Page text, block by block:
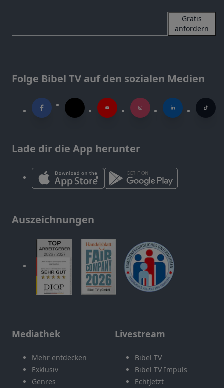
Gratis
anfordern
Folge Bibel TV auf den sozialen Medien
Lade dir die App herunter
Auszeichnungen
Mediathek
Mehr entdecken
Exklusiv
Genres
Livestream
Bibel TV
Bibel TV Impuls
EchtJetzt